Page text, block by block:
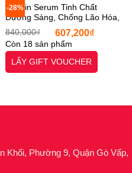
biệt này sẽ mang đến
trước tia
DNA.
-28%
Anodin Serum Tinh Chất
Dưỡng Sáng, Chống Lão Hóa,
Mờ Thâm Sạm Nám Đa Tầng
30ml GOLDNEXAMIC™ 10X
Serum [Otel-StarX- Chính
Hãng]
840,000₫
Giá
gốc
là:
607,200₫
Còn 18 sản phẩm
LẤY GIFT VOUCHER
Khối, Phường 9, Quận Gò Vấp,